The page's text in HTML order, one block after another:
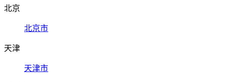
北京
北京市
天津
天津市